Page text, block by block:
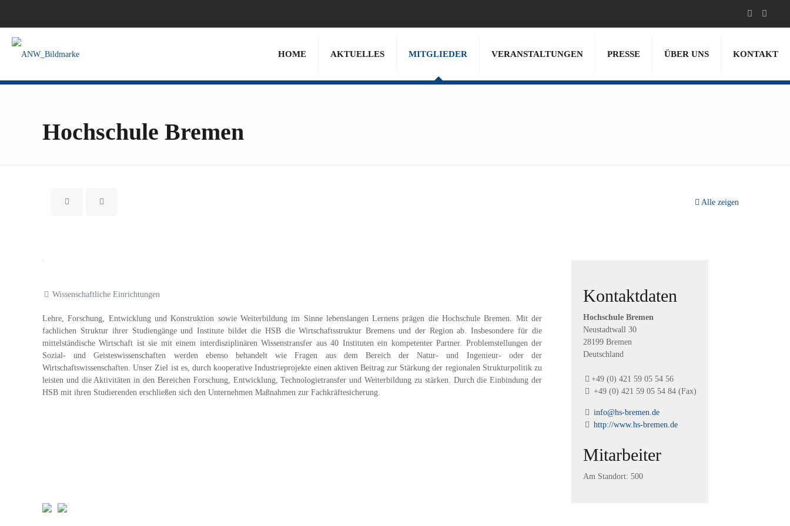
HOME AKTUELLES MITGLIEDER VERANSTALTUNGEN PRESSE ÜBER UNS KONTAKT
Hochschule Bremen
Alle zeigen
Wissenschaftliche Einrichtungen
Lehre, Forschung, Entwicklung und Konstruktion sowie Weiterbildung im Sinne lebenslangen Lernens prägen die Hochschule Bremen. Mit der
fachlichen Struktur ihrer Studiengänge und Institute bildet die HSB die Wirtschaftsstruktur Bremens und der Region ab. Insbesondere für die
mittelständische Wirtschaft ist sie mit einem interdisziplinären Wissenstransfer aus 40 Instituten ein kompetenter Partner. Problemstellungen der
Sozial- und Geisteswissenschaften werden ebenso behandelt wie Fragen aus dem Bereich der Natur- und Ingenieur- oder der
Wirtschaftswissenschaften. Unser Ziel ist es, durch kooperative Industrieprojekte einen aktiven Beitrag zur Stärkung der regionalen Strukturpolitik zu
leisten und die Aktivitäten in den Bereichen Forschung, Entwicklung, Technologietransfer und Weiterbildung zu stärken. Durch die Einbindung der
HSB mit ihren Studierenden erschließen sich den Unternehmen Maßnahmen zur Fachkräftesicherung.
Kontaktdaten
Hochschule Bremen
Neustadtwall 30
28199 Bremen
Deutschland
+49 (0) 421 59 05 54 56
+49 (0) 421 59 05 54 84 (Fax)
info@hs-bremen.de
http://www.hs-bremen.de
Mitarbeiter
Am Standort: 500